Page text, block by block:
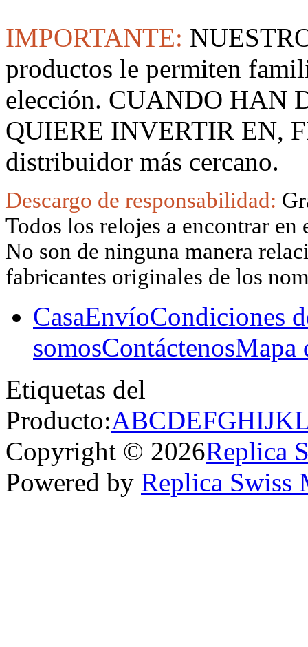
IMPORTANTE:
productos le permiten
elección. CUANDO HAN
QUIERE INVERTIR EN,
distribuidor más cercano.
Descargo de responsabilidad:
Todos los relojes a encontrar
No son de ninguna manera
fabricantes originales de los
CasaEnvíoCondiciones
somosContáctenosMapa
Etiquetas del
Producto:ABCDEFGHIJK
Copyright © 2026Replica
Powered by Replica Swiss